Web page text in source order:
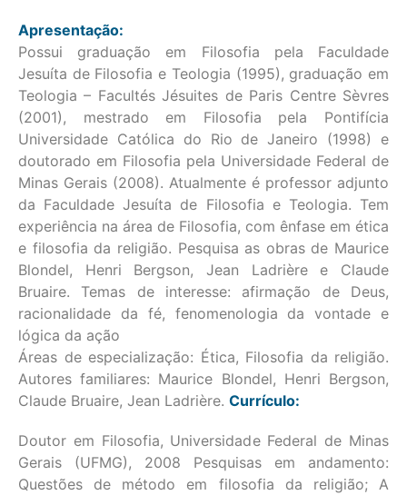
Apresentação:
Possui graduação em Filosofia pela Faculdade
Jesuíta de Filosofia e Teologia (1995), graduação em
Teologia – Facultés Jésuites de Paris Centre Sèvres
(2001), mestrado em Filosofia pela Pontifícia
Universidade Católica do Rio de Janeiro (1998) e
doutorado em Filosofia pela Universidade Federal de
Minas Gerais (2008). Atualmente é professor adjunto
da Faculdade Jesuíta de Filosofia e Teologia. Tem
experiência na área de Filosofia, com ênfase em ética
e filosofia da religião. Pesquisa as obras de Maurice
Blondel, Henri Bergson, Jean Ladrière e Claude
Bruaire. Temas de interesse: afirmação de Deus,
racionalidade da fé, fenomenologia da vontade e
lógica da ação
Áreas de especialização: Ética, Filosofia da religião.
Autores familiares: Maurice Blondel, Henri Bergson,
Claude Bruaire, Jean Ladrière. Currículo:
Doutor em Filosofia, Universidade Federal de Minas
Gerais (UFMG), 2008 Pesquisas em andamento:
Questões de método em filosofia da religião; A